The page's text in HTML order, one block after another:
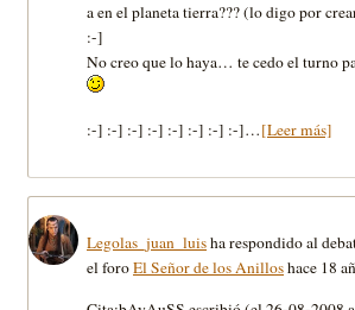
a en el planeta tierra??? (lo digo por
:-]
No creo que lo haya… te cedo el turno
:-] :-] :-] :-] :-] :-] :-] :-]…[Leer más]
Legolas_juan_luisha respondido al
el foroEl Señor de los Anilloshace 18